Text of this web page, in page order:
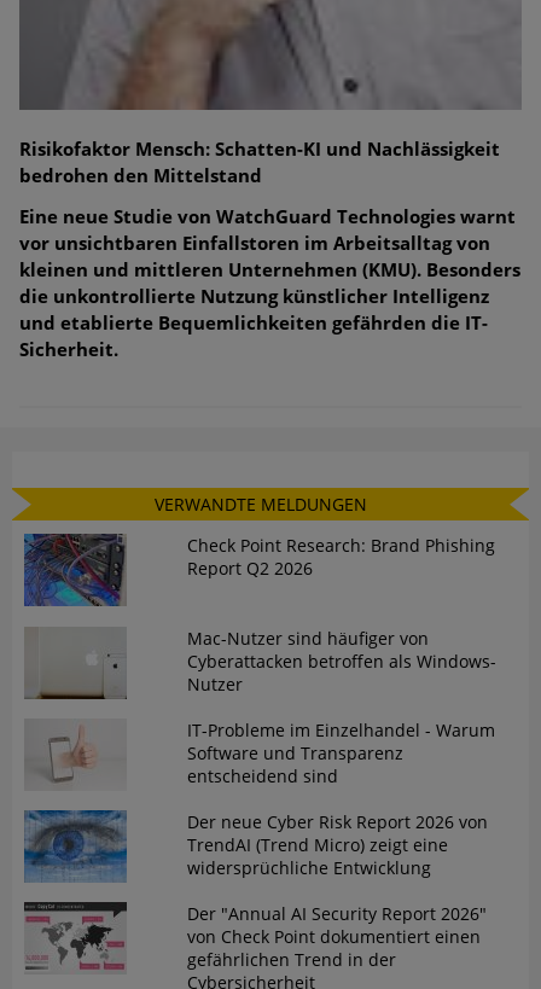
Risikofaktor Mensch: Schatten-KI und Nachlässigkeit
bedrohen den Mittelstand
Eine neue Studie von WatchGuard Technologies warnt
vor unsichtbaren Einfallstoren im Arbeitsalltag von
kleinen und mittleren Unternehmen (KMU). Besonders
die unkontrollierte Nutzung künstlicher Intelligenz
und etablierte Bequemlichkeiten gefährden die IT-
Sicherheit.
VERWANDTE MELDUNGEN
Check Point Research: Brand Phishing
Report Q2 2026
Mac-Nutzer sind häufiger von
Cyberattacken betroffen als Windows-
Nutzer
IT-Probleme im Einzelhandel - Warum
Software und Transparenz
entscheidend sind
Der neue Cyber Risk Report 2026 von
TrendAI (Trend Micro) zeigt eine
widersprüchliche Entwicklung
Der "Annual AI Security Report 2026"
von Check Point dokumentiert einen
gefährlichen Trend in der
Cybersicherheit